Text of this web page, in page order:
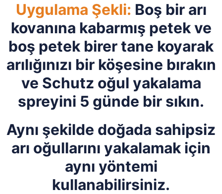
Uygulama Şekli: Boş bir arı
kovanına kabarmış petek ve
boş petek birer tane koyarak
arılığınızı bir köşesine bırakın
ve Schutz oğul yakalama
spreyini 5 günde bir sıkın.
Aynı şekilde doğada sahipsiz
arı oğullarını yakalamak için
aynı yöntemi
kullanabilirsiniz.